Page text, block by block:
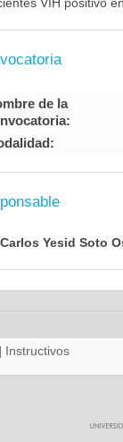
de la
Carlos Yesid Soto
| Instructivos